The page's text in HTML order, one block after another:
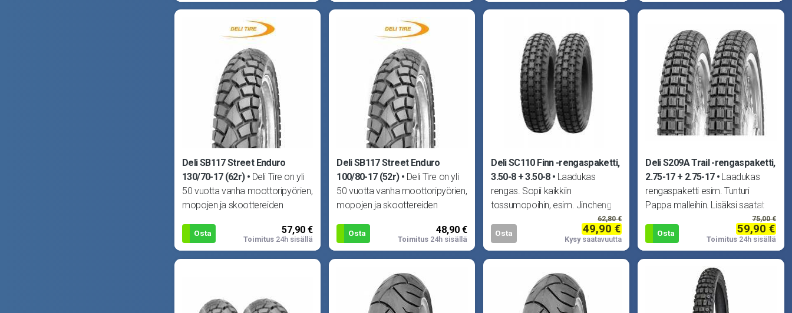
Deli SB117 Street Enduro
130/70-17 (62r)
Deli Tire on yli
50 vuotta vanha moottoripyörien,
mopojen ja skoottereiden
laadun
Osta 57,90 €
Toimitus24h sisällä
Deli SB117 Street Enduro
100/80-17 (52r)
Deli Tire on yli
50 vuotta vanha moottoripyörien,
mopojen ja skoottereiden
laadun
Osta 48,90 €
Toimitus24h sisällä
Deli SC110 Finn -rengaspaketti,
3.50-8 + 3.50-8
Laadukas
rengas. Sopii kaikkiin
tossumopoihin, esim. Jincheng
Q7, Keeway Monkey, Skyteam
Monkey ja Suzuki Pv50.
Osta
62,80 €
49,90 €
Kysysaatavuutta
Deli S209A Trail -rengaspaketti,
2.75-17 + 2.75-17
Laadukas
rengaspaketti esim. Tunturi
Pappa malleihin. Lisäksi saatat
Osta
75,00 €
59,90 €
Toimitus 24h sisällä